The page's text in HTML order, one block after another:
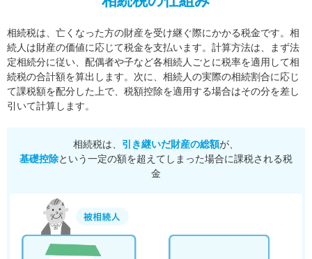
相続税は、亡くなった方の財産を受け継ぐ際にかかる税金です。相
続人は財産の価値に応じて税金を支払います。 計算方法は、まず法
定相続分に従い、配偶者や子など各相続人ごとに税率を適用して相
続税の合計額を算出します。 次に、相続人の実際の相続割合に応じ
て課税額を配分した上で、税額控除を適用する場合はその分を差し
引いて計算します。
相続税は、 引き継いだ財産の総額が、
基礎控除という一定の額を超えてしまった場合に課税される税
金